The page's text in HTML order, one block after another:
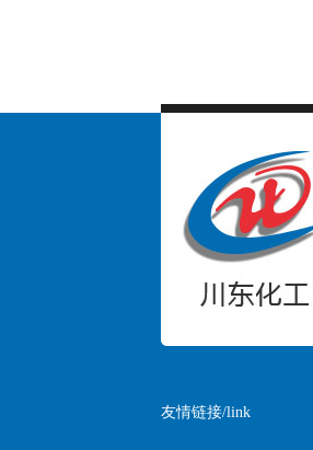
友情链接/link